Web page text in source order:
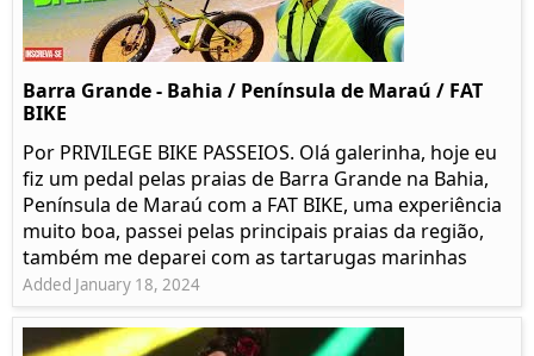
Barra Grande - Bahia / Península de Maraú / FAT
BIKE
Por PRIVILEGE BIKE PASSEIOS. Olá galerinha, hoje eu
fiz um pedal pelas praias de Barra Grande na Bahia,
Península de Maraú com a FAT BIKE, uma experiência
muito boa, passei pelas principais praias da região,
também me deparei com as tartarugas marinhas
Added January 18, 2024